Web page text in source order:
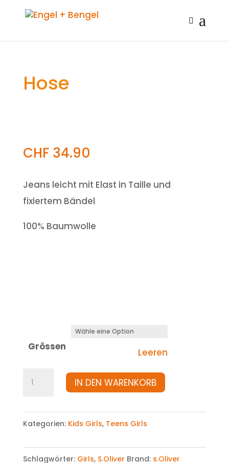
Hose
CHF34.90
Jeans leicht mit Elast in Taille und
fixiertem Bändel
100% Baumwolle
Grössen
Leeren
Hose
IN DEN WARENKORB
Kategorien: Kids Girls, Teens Girls
Schlagwörter: Girls, S.Oliver Brand: s.Oliver